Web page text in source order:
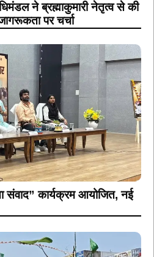
ने ब्रह्माकुमारी नेतृत्व से की
पर चर्चा
संवाद” कार्यक्रम आयोजित, नई